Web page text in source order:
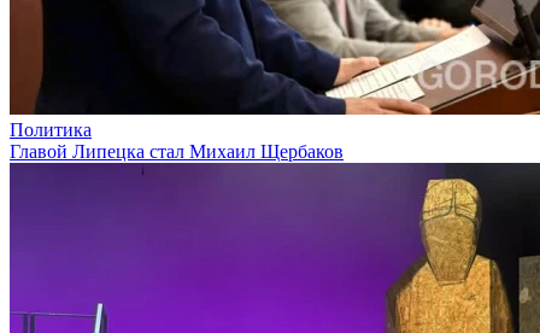
Политика
Главой Липецка стал Михаил Щербаков